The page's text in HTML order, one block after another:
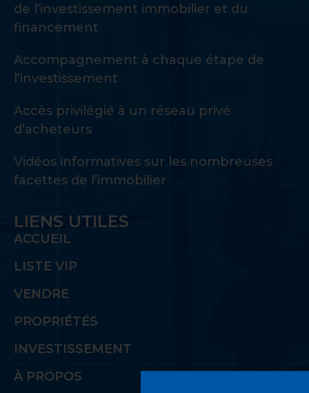
de l’investissement immobilier et du
financement
Accompagnement à chaque étape de
l’investissement
Accès privilégié à un réseau privé
d’acheteurs
Vidéos informatives sur les nombreuses
facettes de l’immobilier
LIENS UTILES
ACCUEIL
LISTE VIP
VENDRE
PROPRIÉTÉS
INVESTISSEMENT
À PROPOS